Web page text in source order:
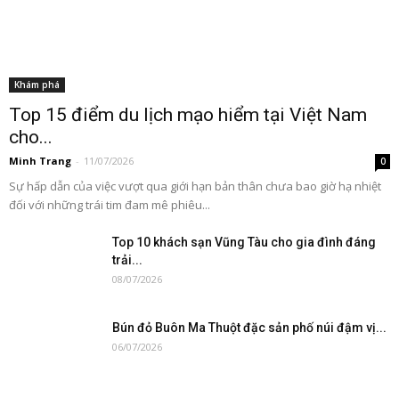
Khám phá
Top 15 điểm du lịch mạo hiểm tại Việt Nam
cho...
Minh Trang - 11/07/2026 0
Sự hấp dẫn của việc vượt qua giới hạn bản thân chưa bao giờ hạ nhiệt
đối với những trái tim đam mê phiêu...
Top 10 khách sạn Vũng Tàu cho gia đình đáng
trải...
08/07/2026
Bún đỏ Buôn Ma Thuột đặc sản phố núi đậm vị...
06/07/2026